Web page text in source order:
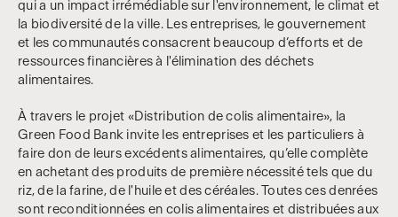
qui a un impact irrémédiable sur l'environnement, le climat et
la biodiversité de la ville. Les entreprises, le gouvernement
et les communautés consacrent beaucoup d’efforts et de
ressources financières à l'élimination des déchets
alimentaires.
À travers le projet «Distribution de colis alimentaire», la
Green Food Bank invite les entreprises et les particuliers à
faire don de leurs excédents alimentaires, qu’elle complète
en achetant des produits de première nécessité tels que du
riz, de la farine, de l'huile et des céréales. Toutes ces denrées
sont reconditionnées en colis alimentaires et distribuées aux